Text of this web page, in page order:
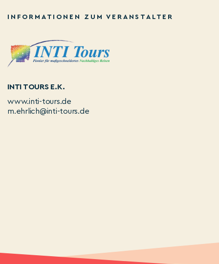
INFORMATIONEN ZUM VERANSTALTER
INTI TOURS E.K.
www.inti-tours.de
m.ehrlich@inti-tours.de